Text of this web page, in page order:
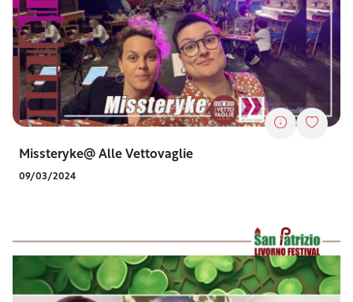
Missteryke@ Alle Vettovaglie
09/03/2024